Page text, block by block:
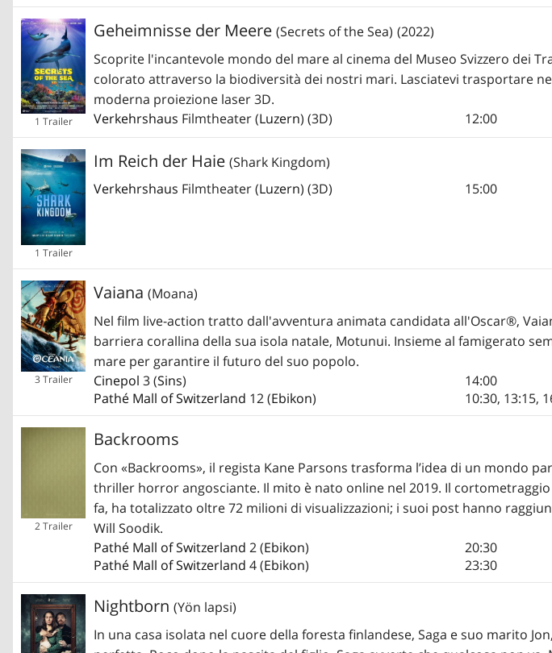
1 Trailer
Geheimnisse der Meere (Secrets of the Sea) (2022)
Scoprite l'incantevole mondo del mare al cinema del Museo Svizzero dei
colorato attraverso la biodiversità dei nostri mari. Lasciatevi trasportare
moderna proiezione laser 3D.
Verkehrshaus Filmtheater (Luzern) (3D) 12:00
1 Trailer
Im Reich der Haie (Shark Kingdom)
Verkehrshaus Filmtheater (Luzern) (3D) 15:00
3 Trailer
Vaiana (Moana)
Nel film live-action tratto dall'avventura animata candidata all'Oscar®,
barriera corallina della sua isola natale, Motunui. Insieme al famigerato
mare per garantire il futuro del suo popolo.
Cinepol 3 (Sins) 14:00
Pathé Mall of Switzerland 12 (Ebikon) 10:30, 13:15,
2 Trailer
Backrooms
Con «Backrooms», il regista Kane Parsons trasforma l’idea di un mondo
thriller horror angosciante. Il mito è nato online nel 2019. Il
fa, ha totalizzato oltre 72 milioni di visualizzazioni; i suoi post hanno
Will Soodik.
Pathé Mall of Switzerland 2 (Ebikon) 20:30
Pathé Mall of Switzerland 4 (Ebikon) 23:30
Nightborn (Yön lapsi)
In una casa isolata nel cuore della foresta finlandese, Saga e suo marito